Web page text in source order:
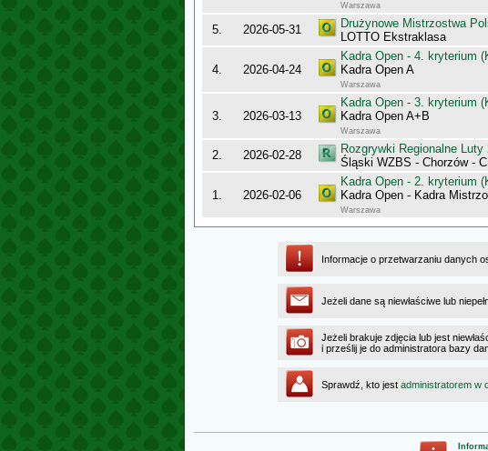
Warszawa
5. 2026-05-31
Drużynowe Mistrzostwa
LOTTO Ekstraklasa
4. 2026-04-24
Kadra Open - 4. kryterium
Kadra Open A
Warszawa
3. 2026-03-13
Kadra Open - 3. kryterium
Kadra Open A+B
Warszawa
2. 2026-02-28
Rozgrywki Regionalne Luty
Śląski WZBS - Chorzów -
1. 2026-02-06
Kadra Open - 2. kryterium
Kadra Open - Kadra
Warszawa
Informacje o przetwarzaniu danych
Jeżeli dane są niewłaściwe lub
Jeżeli brakuje zdjęcia lub jest
i prześlij je do administratora bazy
Sprawdź, kto jest administratorem w